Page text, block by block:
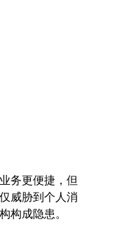
务更便捷，但
威胁到个人消
构成隐患。